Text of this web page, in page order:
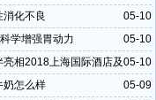
05-10
化不良
05-10
学增强胃动力
05-10
相2018上海国际酒店及
05-09
奶怎么样